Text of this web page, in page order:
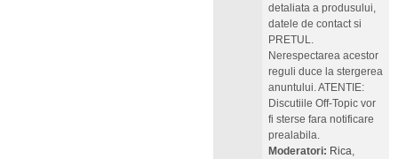
detaliata a produsului,
datele de contact si
PRETUL.
Nerespectarea acestor
reguli duce la stergerea
anuntului. ATENTIE:
Discutiile Off-Topic vor
fi sterse fara notificare
prealabila.
Moderatori: Rica,